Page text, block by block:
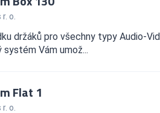
o.
držáků pro všechny typy Audio-
Vám umož...
Flat 1
o.